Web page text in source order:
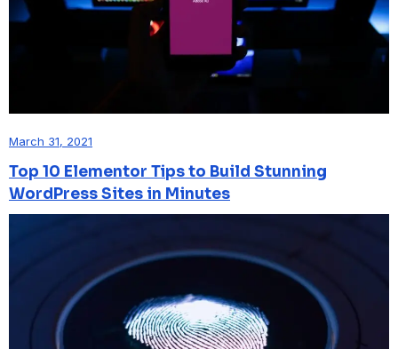
March 31, 2021
Top 10 Elementor Tips to Build Stunning
WordPress Sites in Minutes